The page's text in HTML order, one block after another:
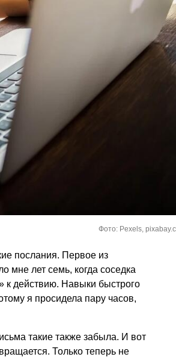
Фото: Pexels,
послания. Первое из
мне лет семь, когда соседка
к действию. Навыки быстрого
я просидела пару часов,
такие также забыла. И вот
Только теперь не